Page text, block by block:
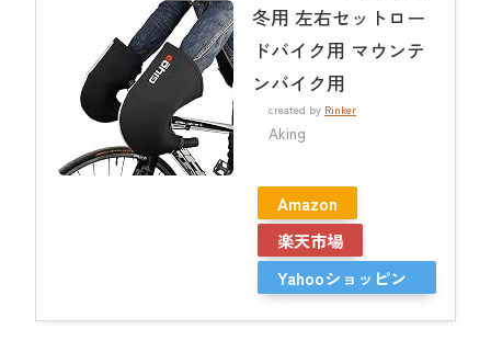
冬用 左右セットロー
ドバイク用 マウンテ
ンバイク用
created by Rinker
Aking
Amazon
楽天市場
Yahooショッピン